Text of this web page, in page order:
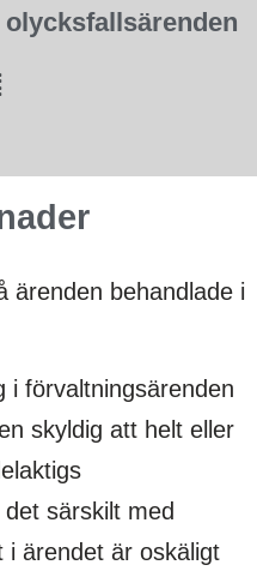
ärenden behandlade i
i förvaltningsärenden
skyldig att helt eller
särskilt med
i ärendet är oskäligt